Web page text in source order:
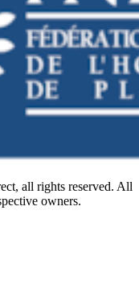
all rights reserved. All
owners.